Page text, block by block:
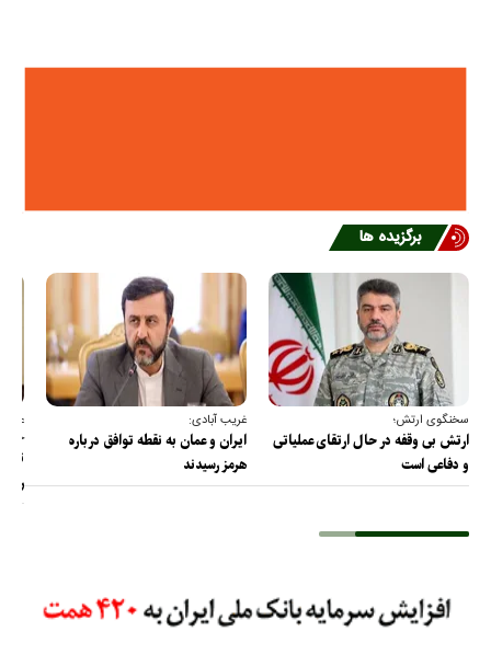
برگزیده ها
سخنگوی ارتش؛
ارتش بی وقفه در حال ارتقای عملیاتی
و دفاعی است
غریب آبادی:
ایران و عمان به نقطه توافق درباره
هرمز رسیدند
عضو
را